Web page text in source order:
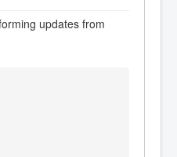
updates from